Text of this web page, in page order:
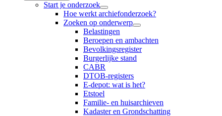
Start je onderzoek
Hoe werkt archiefonderzoek?
Zoeken op onderwerp
Belastingen
Beroepen en ambachten
Bevolkingsregister
Burgerlijke stand
CABR
DTOB-registers
E-depot: wat is het?
Etstoel
Familie- en huisarchieven
Kadaster en Grondschatting